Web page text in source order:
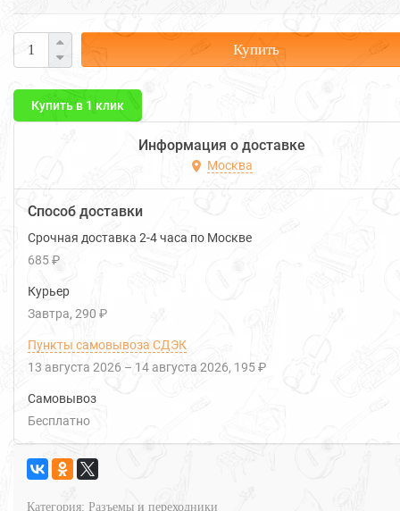
Купить
Купить в 1 клик
Информация о доставке
Москва
Способ доставки
Срочная доставка 2-4 часа по Москве
685 ₽
Курьер
Завтра 290 ₽
Пункты самовывоза СДЭК
13 августа 2026 – 14 августа 2026 195 ₽
Самовывоз
Бесплатно
Категория: Разъемы и переходники